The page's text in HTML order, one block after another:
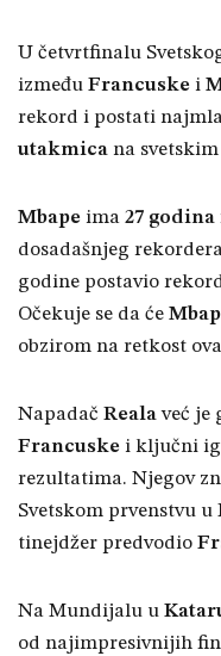
U četvrtfinalu
između Francuske i
rekord i postati
utakmica na
Mbape ima 27 godina
dosadašnjeg
godine postavio
Očekuje se da će
obzirom na retkost
Napadač Realaveć je
Francuske i ključni
rezultatima. Njegov
Svetskom prvenstvu u
tinejdžer predvodio
Na Mundijalu u
od najimpresivnijih